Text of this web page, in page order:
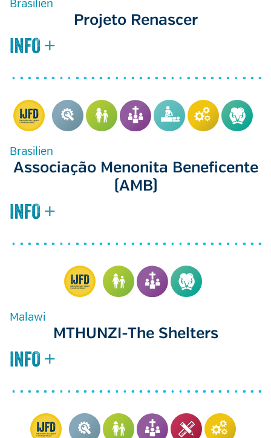
Brasilien
Projeto Renascer
Brasilien
Associação Menonita Beneficente
(AMB)
Malawi
MTHUNZI-The Shelters